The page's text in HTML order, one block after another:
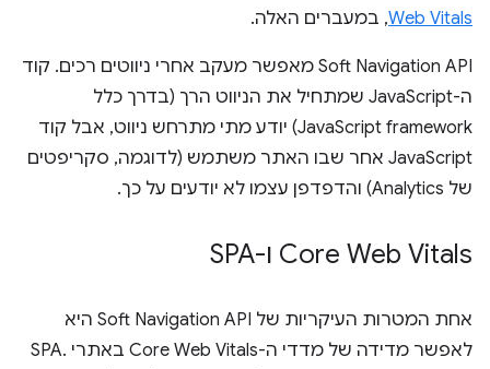
Web Vitals, במעברים האלה.
‫Soft Navigation API מאפשר מעקב אחרי ניווטים רכים. קוד
ה-JavaScript שמתחיל את הניווט הרך (בדרך כלל
JavaScript framework) יודע מתי מתרחש ניווט, אבל קוד
JavaScript אחר שבו האתר משתמש (לדוגמה, סקריפטים
של Analytics) והדפדפן עצמו לא יודעים על כך.
Core Web Vitals ו-SPA
אחת המטרות העיקריות של Soft Navigation API היא
לאפשר מדידה של מדדי ה-Core Web Vitals באתרי SPA.